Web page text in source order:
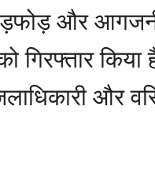
और
गिरफ्तार
और